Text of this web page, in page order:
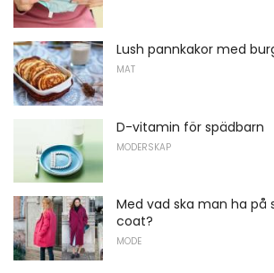
Lush pannkakor med
MAT
D-vitamin för spädbarn
MODERSKAP
Med vad ska man ha på
coat?
MODE